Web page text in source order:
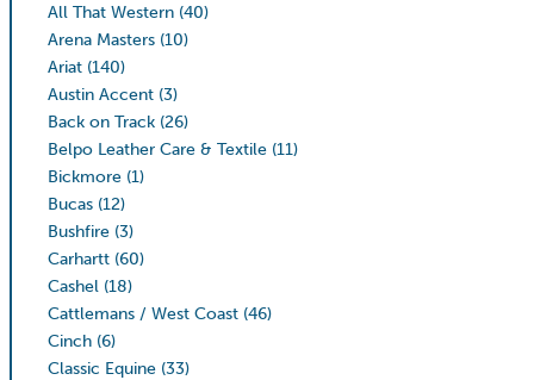
All That Western (40)
Arena Masters (10)
Ariat (140)
Austin Accent (3)
Back on Track (26)
Belpo Leather Care & Textile (11)
Bickmore (1)
Bucas (12)
Bushfire (3)
Carhartt (60)
Cashel (18)
Cattlemans / West Coast (46)
Cinch (6)
Classic Equine (33)